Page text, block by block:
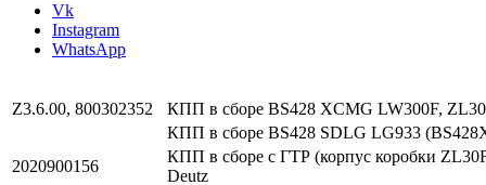
Vk
Instagram
WhatsApp
Z3.6.00, 800302352
КПП в сборе BS428 XCMG LW300F,
КПП в сборе BS428 SDLG LG933
2020900156
КПП в сборе с ГТР (корпус коробки
Deutz